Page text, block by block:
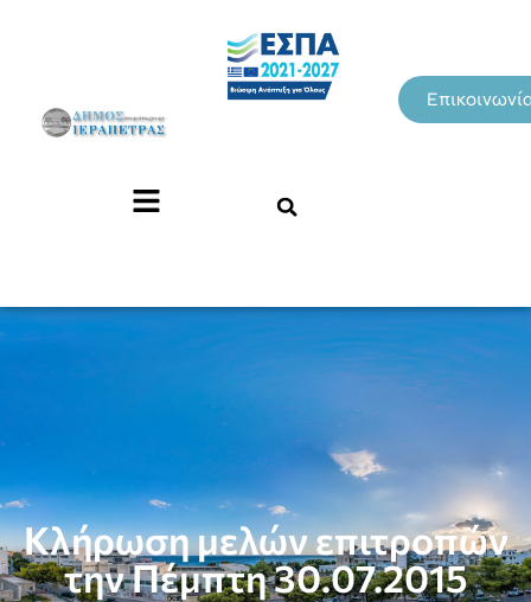
Κλήρωση μελών επιτροπών
την Πέμπτη 30.07.2015